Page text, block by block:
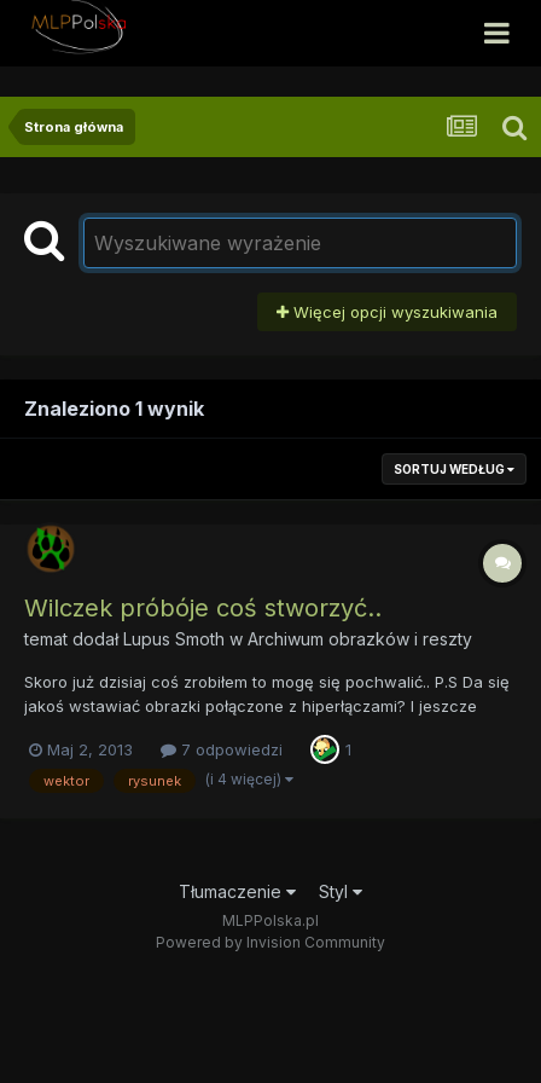
Strona główna
Więcej opcji wyszukiwania
Znaleziono 1 wynik
SORTUJ WEDŁUG
Wilczek próbóje coś stworzyć..
temat dodałLupus Smoth w Archiwum obrazków i reszty
Skoro już dzisiaj coś zrobiłem to mogę się pochwalić.. P.S Da się
jakoś wstawiać obrazki połączone z hiperłączami? I jeszcze
Maj 2, 2013
7 odpowiedzi 1
wektor rysunek (i 4 więcej)
Tłumaczenie Styl
MLPPolska.pl
Powered by Invision Community